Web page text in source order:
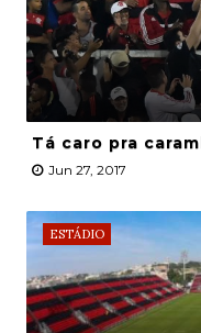
Tá caro pra
Jun 27, 2017
ESTÁDIO